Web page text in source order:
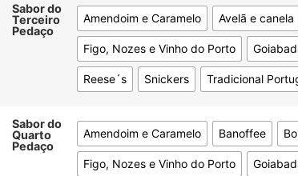
Sabor do
Terceiro
Pedaço
Amendoim e Caramelo Avelã e canela
Figo, Nozes e Vinho do Porto
Reese´s Snickers Tradicional
Sabor do
Quarto
Pedaço
Amendoim e Caramelo Banoffee
Figo, Nozes e Vinho do Porto